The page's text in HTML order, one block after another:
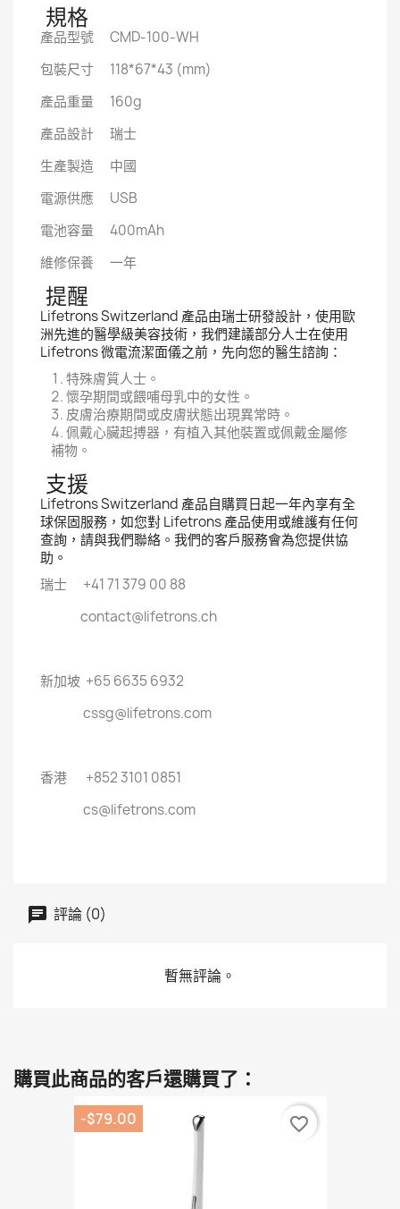
規格
產品型號 CMD-100-WH
包裝尺寸 118*67*43 (mm)
產品重量 160g
產品設計 瑞士
生產製造 中國
電源供應 USB
電池容量 400mAh
維修保養 一年
提醒
Lifetrons Switzerland 產品由瑞士研發設計，使用歐
洲先進的醫學級美容技術，我們建議部分人士在使用
Lifetrons 微電流潔面儀之前，先向您的醫生諮詢：
特殊膚質人士。
懷孕期間或餵哺母乳中的女性。
皮膚治療期間或皮膚狀態出現異常時。
佩戴心臟起搏器，有植入其他裝置或佩戴金屬修
補物。
支援
Lifetrons Switzerland 產品自購買日起一年內享有全
球保固服務，如您對 Lifetrons 產品使用或維護有任何
查詢，請與我們聯絡。我們的客戶服務會為您提供協
助。
瑞士 +41 71 379 00 88
contact@lifetrons.ch
新加坡 +65 6635 6932
cssg@lifetrons.com
香港 +852 3101 0851
cs@lifetrons.com
評論 (0)
暫無評論。
購買此商品的客戶還購買了：
-$79.00 favorite_border